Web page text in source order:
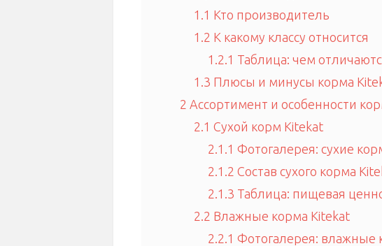
1.1 Кто производитель
1.2 К какому классу относится
1.2.1 Таблица: чем
1.3 Плюсы и минусы корма
2 Ассортимент и особенности
2.1 Сухой корм Kitekat
2.1.1 Фотогалерея: сухие
2.1.2 Состав сухого корма
2.1.3 Таблица: пищевая
2.2 Влажные корма Kitekat
2.2.1 Фотогалерея: влажные